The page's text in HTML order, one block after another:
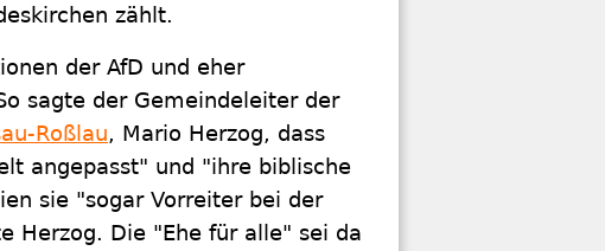
zählt.
der AfD und eher
sagte der Gemeindeleiter der
Roßlau, Mario Herzog, dass
angepasst" und "ihre biblische
sie "sogar Vorreiter bei der
Herzog. Die "Ehe für alle" sei da